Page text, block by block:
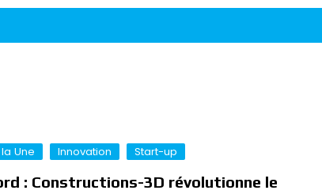
Une Innovation Start-up
: Constructions-3D révolutionne le